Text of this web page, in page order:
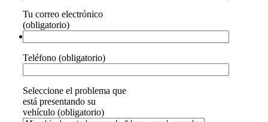
Tu correo electrónico
(obligatorio)
Teléfono (obligatorio)
Seleccione el problema que
está presentando su
vehículo (obligatorio)